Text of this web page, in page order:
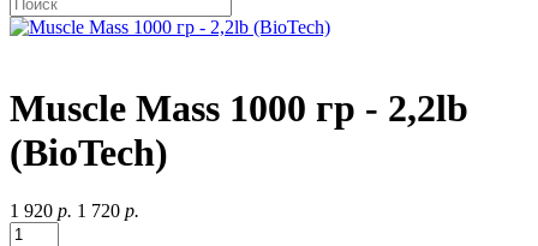
Muscle Mass 1000 гр - 2,2lb
(BioTech)
1 920 р. 1 720 р.